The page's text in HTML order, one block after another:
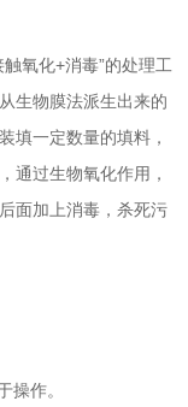
氧化+消毒”的处理工
生物膜法派生出来的
填一定数量的填料，
通过生物氧化作用，
面加上消毒，杀死污
作。